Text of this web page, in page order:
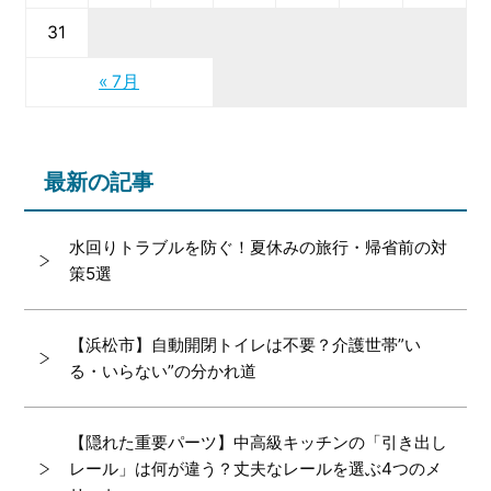
« 7月
31
最新の記事
水回りトラブルを防ぐ！夏休みの旅行・帰省前の対
策5選
【浜松市】自動開閉トイレは不要？介護世帯”い
る・いらない”の分かれ道
【隠れた重要パーツ】中高級キッチンの「引き出し
レール」は何が違う？丈夫なレールを選ぶ4つのメ